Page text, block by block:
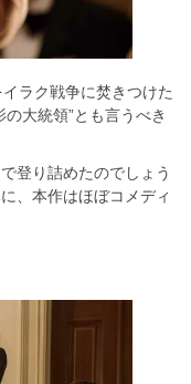
ラク戦争に焚きつけた
大統領”とも言うべき
登り詰めたのでしょう
、本作はほぼコメディ